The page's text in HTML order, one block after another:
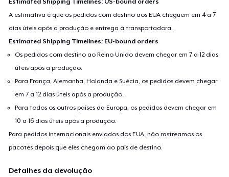
A estimativa é que os pedidos com destino aos EUA cheguem em 4 a 7
dias úteis após a produção e entrega à transportadora.
Estimated Shipping Timelines: EU-bound orders
Os pedidos com destino ao Reino Unido devem chegar em 7 a 12 dias
úteis após a produção.
Para França, Alemanha, Holanda e Suécia, os pedidos devem chegar
em 7 a 12 dias úteis após a produção.
Para todos os outros países da Europa, os pedidos devem chegar em
10 a 16 dias úteis após a produção.
Para pedidos internacionais enviados dos EUA, não rastreamos os
pacotes depois que eles chegam ao país de destino.
Detalhes da devolução